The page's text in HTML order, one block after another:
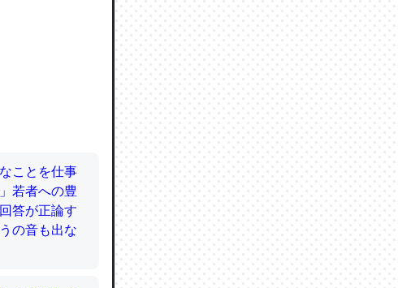
「ずっと前
るほど分かり
ウム分はエビ